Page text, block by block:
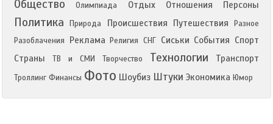
Общество Олимпиада Отдых Отношения Персоны
Политика Природа Происшествия Путешествия
Разное
Разоблачения
Реклама Религия СНГ Сиськи События Спорт
Страны
ТВ и СМИ Творчество Технологии Транспорт
Троллинг Финансы Фото Шоубиз Штуки Экономика Юмор